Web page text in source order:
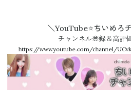
＼YouTube⭐ちいめろ
チャンネル登録＆高評
https://www.youtube.com/channel/